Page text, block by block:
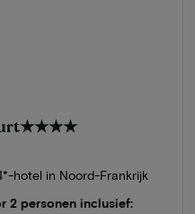
★★★★
hotel in Noord-Frankrijk
2 personen inclusief: